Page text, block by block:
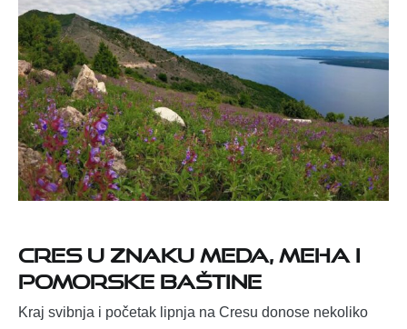
Cres u znaku meda, meha i
pomorske baštine
Kraj svibnja i početak lipnja na Cresu donose nekoliko